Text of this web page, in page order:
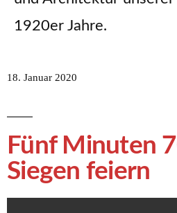
1920er Jahre.
18. Januar 2020
Fünf Minuten
Siegen feiern